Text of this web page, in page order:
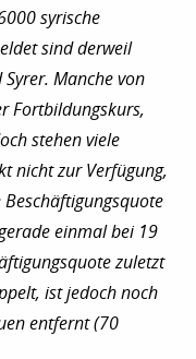
syrische
sind derweil
Manche von
Fortbildungskurs,
stehen viele
nicht zur Verfügung,
einmal bei 19
zuletzt
ist jedoch noch
entfernt (70